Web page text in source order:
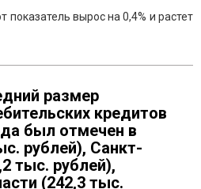
показатель вырос на 0,4% и растет
размер
кредитов
был отмечен в
рублей), Санкт-
тыс. рублей),
(242,3 тыс.